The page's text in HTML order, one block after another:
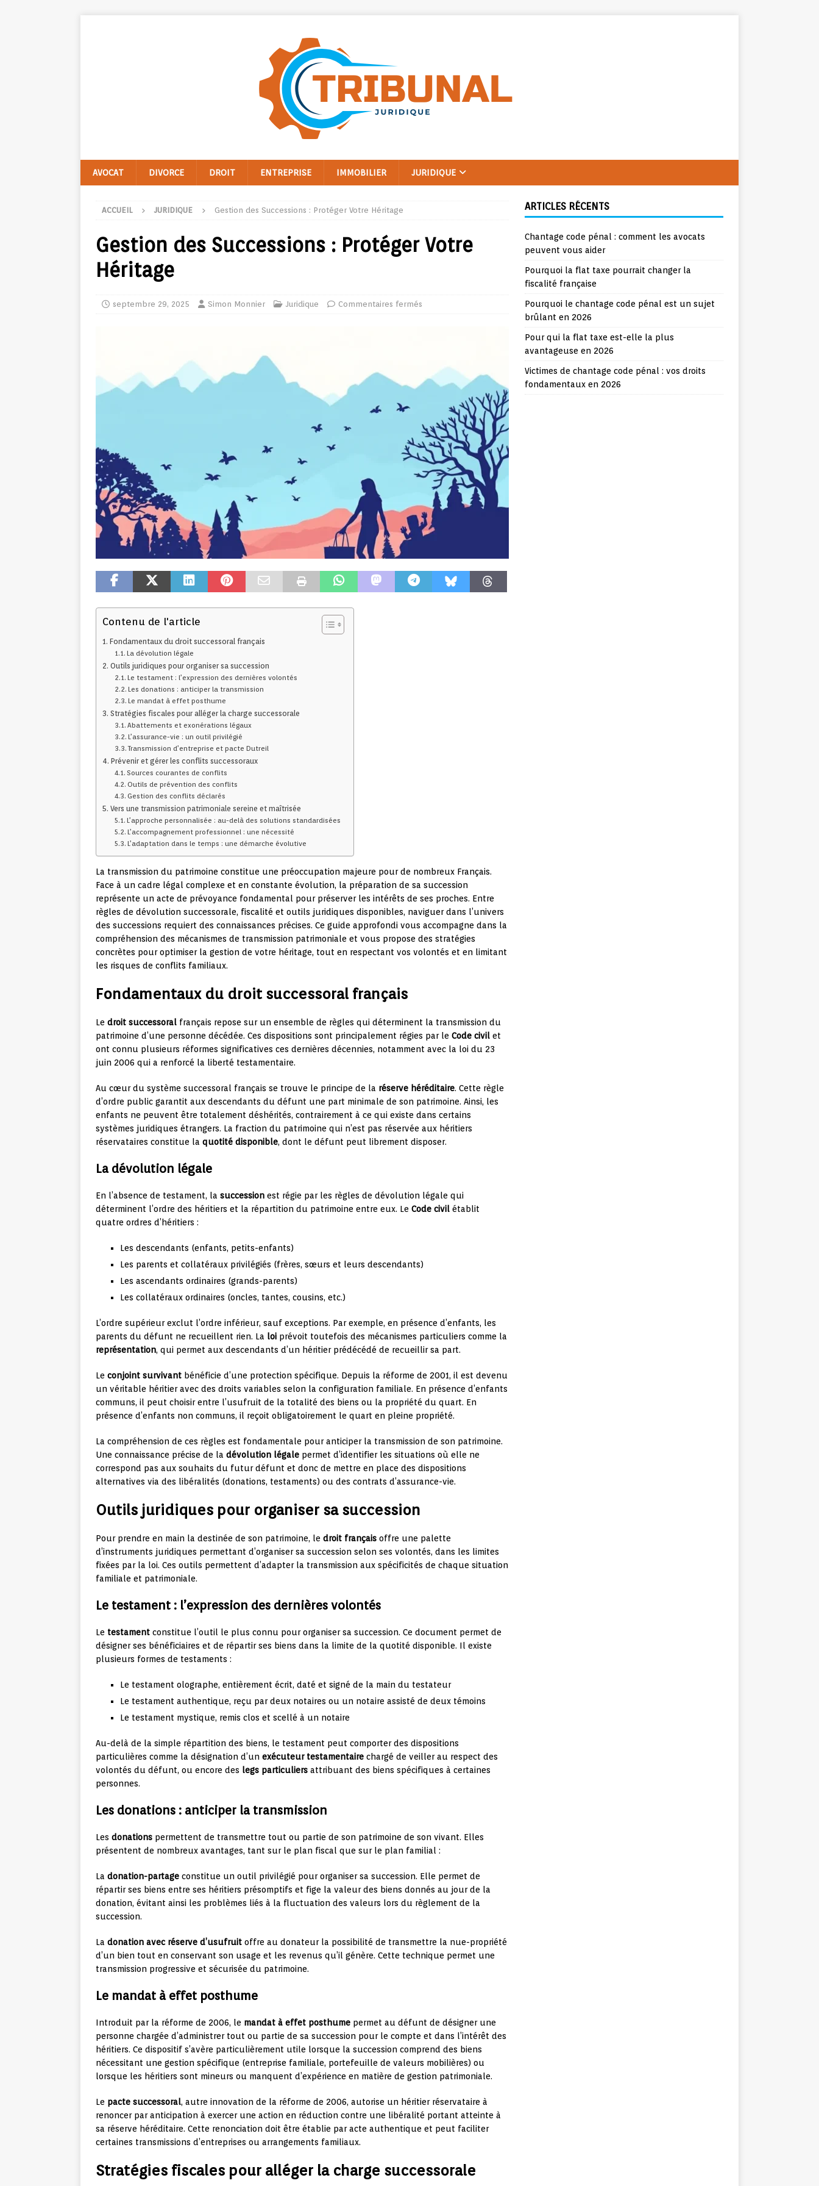
AVOCAT DIVORCE DROIT ENTREPRISE IMMOBILIER JURIDIQUE
ACCUEIL JURIDIQUE Gestion des Successions : Protéger Votre Héritage
Gestion des Successions : Protéger Votre
Héritage
septembre 29, 2025 Simon Monnier Juridique Commentaires fermés
Contenu de l'article
Fondamentaux du droit successoral français
La dévolution légale
Outils juridiques pour organiser sa succession
Le testament : l’expression des dernières volontés
Les donations : anticiper la transmission
Le mandat à effet posthume
Stratégies fiscales pour alléger la charge successorale
Abattements et exonérations légaux
L’assurance-vie : un outil privilégié
Transmission d’entreprise et pacte Dutreil
Prévenir et gérer les conflits successoraux
Sources courantes de conflits
Outils de prévention des conflits
Gestion des conflits déclarés
Vers une transmission patrimoniale sereine et maîtrisée
L’approche personnalisée : au-delà des solutions standardisées
L’accompagnement professionnel : une nécessité
L’adaptation dans le temps : une démarche évolutive
La transmission du patrimoine constitue une préoccupation majeure pour de nombreux Français.
Face à un cadre légal complexe et en constante évolution, la préparation de sa succession
représente un acte de prévoyance fondamental pour préserver les intérêts de ses proches. Entre
règles de dévolution successorale, fiscalité et outils juridiques disponibles, naviguer dans l’univers
des successions requiert des connaissances précises. Ce guide approfondi vous accompagne dans la
compréhension des mécanismes de transmission patrimoniale et vous propose des stratégies
concrètes pour optimiser la gestion de votre héritage, tout en respectant vos volontés et en limitant
les risques de conflits familiaux.
Fondamentaux du droit successoral français
Le droit successoral français repose sur un ensemble de règles qui déterminent la transmission du
patrimoine d’une personne décédée. Ces dispositions sont principalement régies par le Code civil et
ont connu plusieurs réformes significatives ces dernières décennies, notamment avec la loi du 23
juin 2006 qui a renforcé la liberté testamentaire.
Au cœur du système successoral français se trouve le principe de la réserve héréditaire. Cette règle
d’ordre public garantit aux descendants du défunt une part minimale de son patrimoine. Ainsi, les
enfants ne peuvent être totalement déshérités, contrairement à ce qui existe dans certains
systèmes juridiques étrangers. La fraction du patrimoine qui n’est pas réservée aux héritiers
réservataires constitue la quotité disponible, dont le défunt peut librement disposer.
La dévolution légale
En l’absence de testament, la succession est régie par les règles de dévolution légale qui
déterminent l’ordre des héritiers et la répartition du patrimoine entre eux. Le Code civil établit
quatre ordres d’héritiers :
Les descendants (enfants, petits-enfants)
Les parents et collatéraux privilégiés (frères, sœurs et leurs descendants)
Les ascendants ordinaires (grands-parents)
Les collatéraux ordinaires (oncles, tantes, cousins, etc.)
L’ordre supérieur exclut l’ordre inférieur, sauf exceptions. Par exemple, en présence d’enfants, les
parents du défunt ne recueillent rien. La loi prévoit toutefois des mécanismes particuliers comme la
représentation, qui permet aux descendants d’un héritier prédécédé de recueillir sa part.
Le conjoint survivant bénéficie d’une protection spécifique. Depuis la réforme de 2001, il est devenu
un véritable héritier avec des droits variables selon la configuration familiale. En présence d’enfants
communs, il peut choisir entre l’usufruit de la totalité des biens ou la propriété du quart. En
présence d’enfants non communs, il reçoit obligatoirement le quart en pleine propriété.
La compréhension de ces règles est fondamentale pour anticiper la transmission de son patrimoine.
Une connaissance précise de la dévolution légale permet d’identifier les situations où elle ne
correspond pas aux souhaits du futur défunt et donc de mettre en place des dispositions
alternatives via des libéralités (donations, testaments) ou des contrats d’assurance-vie.
Outils juridiques pour organiser sa succession
Pour prendre en main la destinée de son patrimoine, le droit français offre une palette
d’instruments juridiques permettant d’organiser sa succession selon ses volontés, dans les limites
fixées par la loi. Ces outils permettent d’adapter la transmission aux spécificités de chaque situation
familiale et patrimoniale.
Le testament : l’expression des dernières volontés
Le testament constitue l’outil le plus connu pour organiser sa succession. Ce document permet de
désigner ses bénéficiaires et de répartir ses biens dans la limite de la quotité disponible. Il existe
plusieurs formes de testaments :
Le testament olographe, entièrement écrit, daté et signé de la main du testateur
Le testament authentique, reçu par deux notaires ou un notaire assisté de deux témoins
Le testament mystique, remis clos et scellé à un notaire
Au-delà de la simple répartition des biens, le testament peut comporter des dispositions
particulières comme la désignation d’un exécuteur testamentaire chargé de veiller au respect des
volontés du défunt, ou encore des legs particuliers attribuant des biens spécifiques à certaines
personnes.
Les donations : anticiper la transmission
Les donations permettent de transmettre tout ou partie de son patrimoine de son vivant. Elles
présentent de nombreux avantages, tant sur le plan fiscal que sur le plan familial :
La donation-partage constitue un outil privilégié pour organiser sa succession. Elle permet de
répartir ses biens entre ses héritiers présomptifs et fige la valeur des biens donnés au jour de la
donation, évitant ainsi les problèmes liés à la fluctuation des valeurs lors du règlement de la
succession.
La donation avec réserve d’usufruit offre au donateur la possibilité de transmettre la nue-propriété
d’un bien tout en conservant son usage et les revenus qu’il génère. Cette technique permet une
transmission progressive et sécurisée du patrimoine.
Le mandat à effet posthume
Introduit par la réforme de 2006, le mandat à effet posthume permet au défunt de désigner une
personne chargée d’administrer tout ou partie de sa succession pour le compte et dans l’intérêt des
héritiers. Ce dispositif s’avère particulièrement utile lorsque la succession comprend des biens
nécessitant une gestion spécifique (entreprise familiale, portefeuille de valeurs mobilières) ou
lorsque les héritiers sont mineurs ou manquent d’expérience en matière de gestion patrimoniale.
Le pacte successoral, autre innovation de la réforme de 2006, autorise un héritier réservataire à
renoncer par anticipation à exercer une action en réduction contre une libéralité portant atteinte à
sa réserve héréditaire. Cette renonciation doit être établie par acte authentique et peut faciliter
certaines transmissions d’entreprises ou arrangements familiaux.
Stratégies fiscales pour alléger la charge successorale
ARTICLES RÉCENTS
Chantage code pénal : comment les avocats
peuvent vous aider
Pourquoi la flat taxe pourrait changer la
fiscalité française
Pourquoi le chantage code pénal est un sujet
brûlant en 2026
Pour qui la flat taxe est-elle la plus
avantageuse en 2026
Victimes de chantage code pénal : vos droits
fondamentaux en 2026